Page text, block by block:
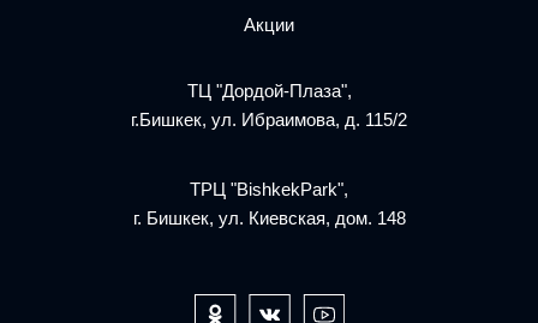
Акции
ТЦ "Дордой-Плаза",
г.Бишкек, ул. Ибраимова, д. 115/2
ТРЦ "BishkekPark",
г. Бишкек, ул. Киевская, дом. 148